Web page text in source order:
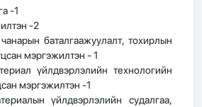
-1
-2
чанарын баталгаажуулалт, тохирлын
мэргэжилтэн - 1
үйлдвэрлэлийн технологийн
мэргэжилтэн -1
үйлдвэрлэлийн судалгаа,